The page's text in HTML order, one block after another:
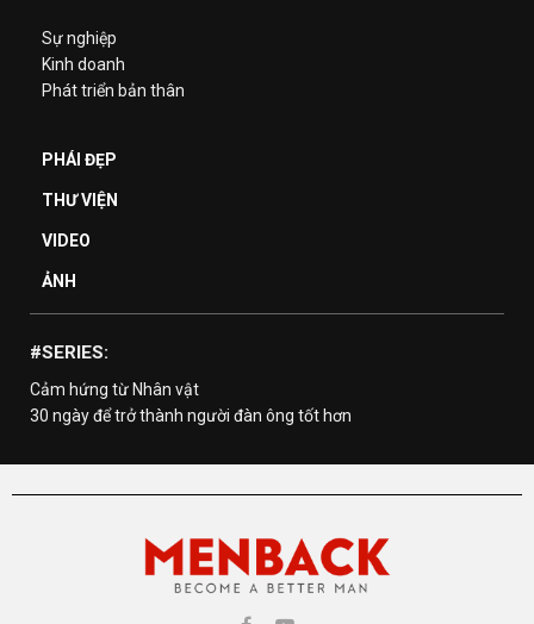
Sự nghiệp
Kinh doanh
Phát triển bản thân
PHÁI ĐẸP
THƯ VIỆN
VIDEO
ẢNH
#SERIES:
Cảm hứng từ Nhân vật
30 ngày để trở thành người đàn ông tốt hơn